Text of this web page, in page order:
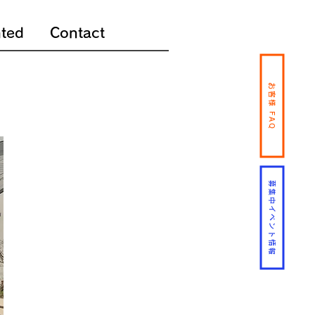
募集中イベント情報
お客様 FAQ
Contact